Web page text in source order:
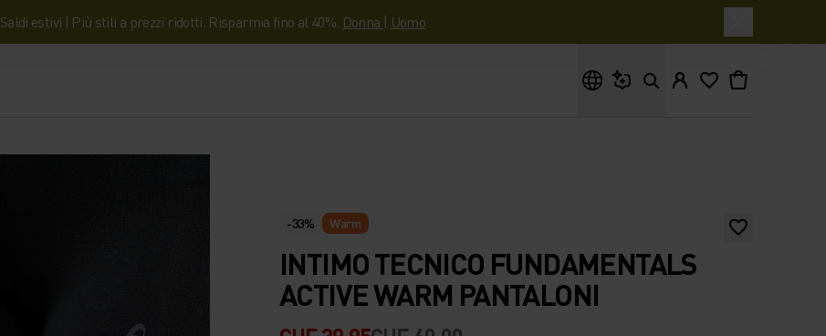
Saldi estivi | Più stili a prezzi ridotti. Risparmia fino al 40%. Donna | Uomo
-33% Warm
INTIMO TECNICO FUNDAMENTALS
ACTIVE WARM PANTALONI